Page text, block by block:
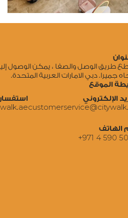
جميرا. دبي الامارات العربية المتحدة.
الموقع
الإلكتروني
الهاتف
+971 4 590